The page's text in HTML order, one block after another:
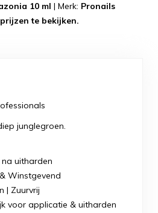
10 ml | Merk: Pronails
te bekijken.
junglegroen.
uitharden
Winstgevend
| Zuurvrij
voor applicatie & uitharden